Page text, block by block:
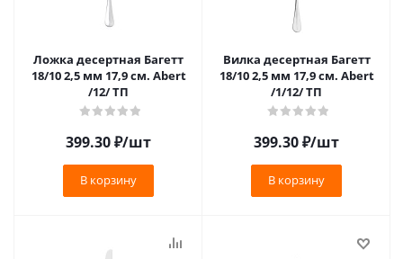
Ложка десертная Багетт
18/10 2,5 мм 17,9 см. Abert
/12/ ТП
399.30₽/шт
В корзину
Вилка десертная Багетт
18/10 2,5 мм 17,9 см. Abert
/1/12/ ТП
399.30₽/шт
В корзину